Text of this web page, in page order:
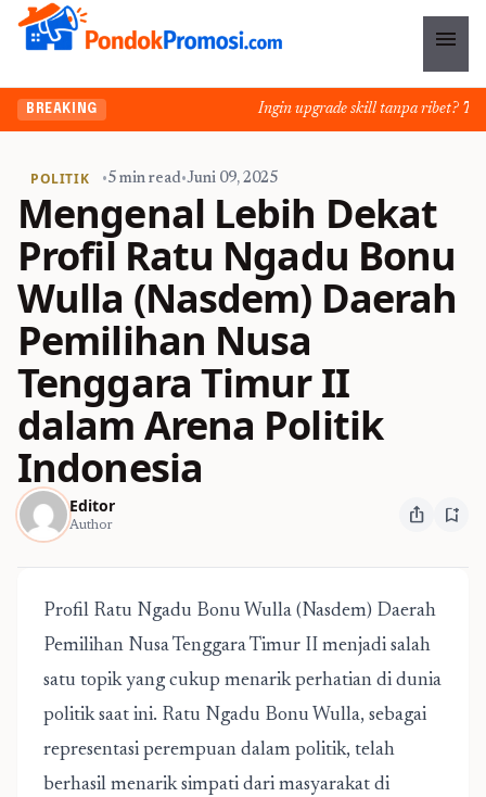
menu
BREAKING Ingin upgrade skill tanpa ribet?
POLITIK •5 min read•Juni 09, 2025
Mengenal Lebih Dekat
Profil Ratu Ngadu Bonu
Wulla (Nasdem) Daerah
Pemilihan Nusa
Tenggara Timur II
dalam Arena Politik
Indonesia
Editor
Author ios_share bookmark_add
Profil Ratu Ngadu Bonu Wulla (Nasdem) Daerah
Pemilihan Nusa Tenggara Timur II menjadi salah
satu topik yang cukup menarik perhatian di dunia
politik saat ini. Ratu Ngadu Bonu Wulla, sebagai
representasi perempuan dalam politik, telah
berhasil menarik simpati dari masyarakat di